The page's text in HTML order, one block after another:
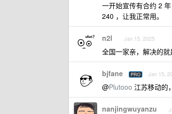
一开始宣传有合约 2
240 ，让我正常用。
n2l Jan 15, 2025
全国一家亲，解决的
bjfane PRO Jan 15,
@Plutooo 江苏移动的
nanjingwuyanzu